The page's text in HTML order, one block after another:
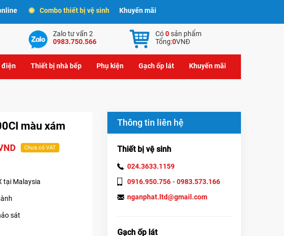
Combo thiết bị vệ sinh Khuyến mãi
Zalo tư vấn 2
0983.750.566
Có0sản phẩm
Tổng:0VNĐ
điện Thiết bị nhà bếp Phụ kiện Gạch ốp lát Khuyến mãi
màu xám
Chưa có VAT
tại Malaysia
sát
Thông tin liên hệ
Thiết bị vệ sinh
024.3633.1159
0916.950.756 - 0983.573.166
nganphat.ltd@gmail.com
Gạch ốp lát